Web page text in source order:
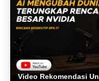
Video Rekomendasi